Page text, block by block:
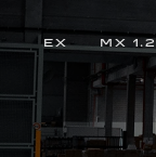
EX MX 1.2